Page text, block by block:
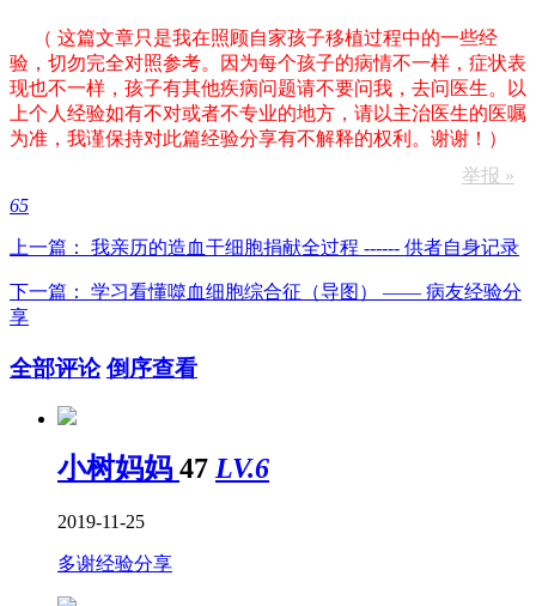
（ 这篇文章只是我在照顾自家孩子移植过程中的一些经
验，切勿完全对照参考。因为每个孩子的病情不一样，症状表
现也不一样，孩子有其他疾病问题请不要问我，去问医生。以
上个人经验如有不对或者不专业的地方，请以主治医生的医嘱
为准，我谨保持对此篇经验分享有不解释的权利。谢谢！）
举报 »
65
上一篇： 我亲历的造血干细胞捐献全过程 ------ 供者自身记录
下一篇： 学习看懂噬血细胞综合征（导图） —— 病友经验分
享
全部评论 倒序查看
小树妈妈 47 LV.6
2019-11-25
多谢经验分享